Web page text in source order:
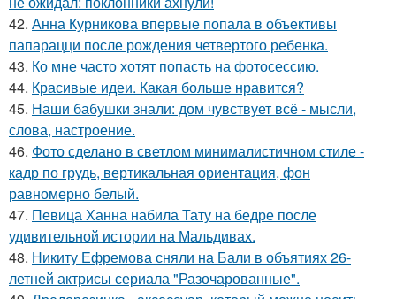
42. Анна Курникова впервые попала в объективы
папарацци после рождения четвертого ребенка.
43. Ко мне часто хотят попасть на фотосессию.
44. Красивые идеи. Какая больше нравится?
45. Наши бабушки знали: дом чувствует всё - мысли,
слова, настроение.
46. Фото сделано в светлом минималистичном стиле -
кадр по грудь, вертикальная ориентация, фон
равномерно белый.
47. Певица Ханна набила Тату на бедре после
удивительной истории на Мальдивах.
48. Никиту Ефремова сняли на Бали в объятиях 26-
летней актрисы сериала "Разочарованные".